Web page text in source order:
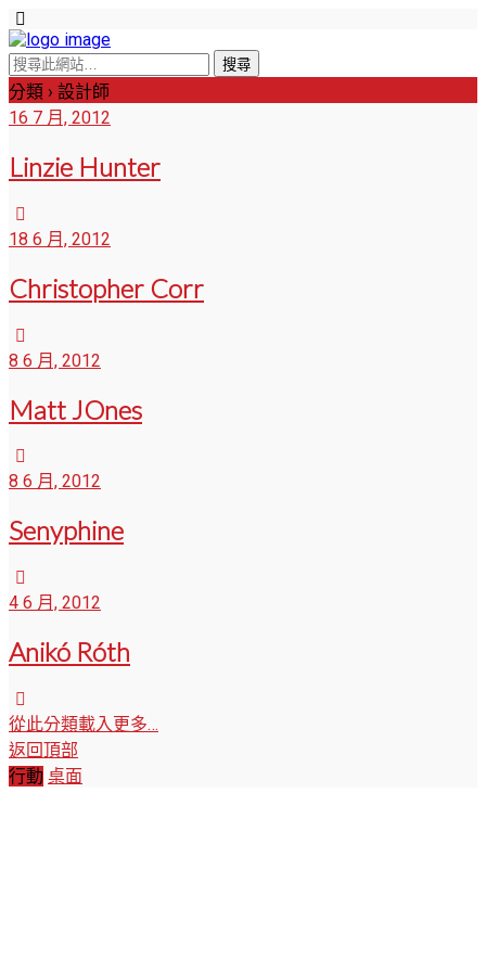
分類 › 設計師
16 7 月, 2012
Linzie Hunter
18 6 月, 2012
Christopher Corr
8 6 月, 2012
Matt JOnes
8 6 月, 2012
Senyphine
4 6 月, 2012
Anikó Róth
從此分類載入更多…
返回頂部
行動 桌面